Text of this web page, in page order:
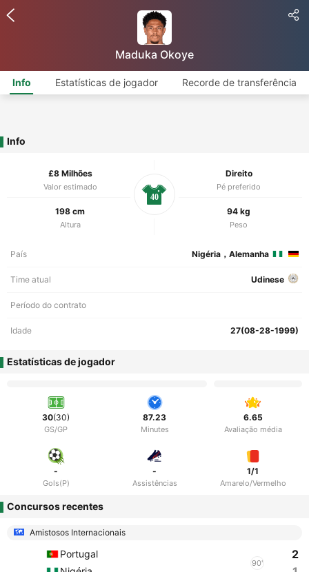
Maduka Okoye
Info Estatísticas de jogador Recorde de transferência
Info
£8 Milhões
Valor estimado
Direito
Pé preferido
198 cm
Altura
94 kg
Peso
40
País Nigéria，Alemanha
Time atual Udinese
Período do contrato
Idade 27(08-28-1999)
Estatísticas de jogador
30(30)
GS/GP
87.23
Minutes
6.65
Avaliação média
-
Gols(P)
-
Assistências
1/1
Amarelo/Vermelho
Concursos recentes
Amistosos Internacionais
Portugal
90'
2